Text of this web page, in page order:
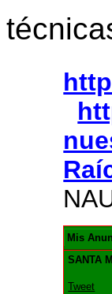
Mis
SANTA
Tweet